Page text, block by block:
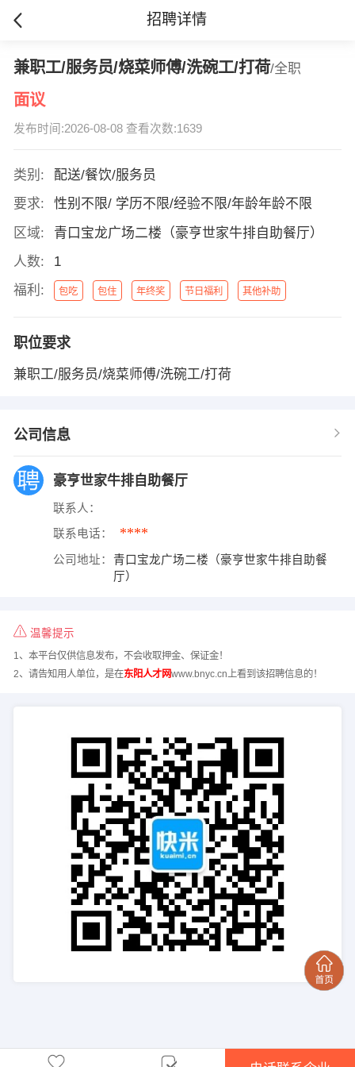
招聘详情
兼职工/服务员/烧菜师傅/洗碗工/打荷/全职
面议
发布时间:2026-08-08 查看次数:1639
类别:
配送/餐饮/服务员
要求:
性别不限/ 学历不限/经验不限/年龄年龄不限
区域:
青口宝龙广场二楼（豪亨世家牛排自助餐厅）
人数:
1
福利:
包吃 包住 年终奖 节日福利 其他补助
职位要求
兼职工/服务员/烧菜师傅/洗碗工/打荷
公司信息
豪亨世家牛排自助餐厅
联系人：
联系电话： ****
公司地址：
青口宝龙广场二楼（豪亨世家牛排自助餐
厅）
温馨提示
1、本平台仅供信息发布，不会收取押金、保证金！
2、请告知用人单位，是在东阳人才网www.bnyc.cn上看到该招聘信息的！